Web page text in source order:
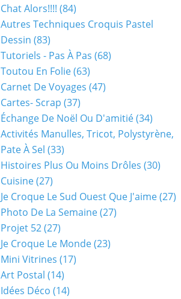
Chat Alors!!!! (84)
Autres Techniques Croquis Pastel
Dessin (83)
Tutoriels - Pas À Pas (68)
Toutou En Folie(63)
Carnet De Voyages (47)
Cartes- Scrap (37)
Échange De Noël Ou D'amitié(34)
Activités Manulles, Tricot, Polystyrène,
Pate À Sel (33)
Histoires Plus Ou Moins Drôles (30)
Cuisine(27)
Je Croque Le Sud Ouest Que J'aime(27)
Photo De La Semaine(27)
Projet 52(27)
Je Croque Le Monde(23)
Mini Vitrines (17)
Art Postal (14)
Idées Déco (14)